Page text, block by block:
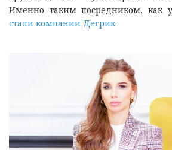
Именно таким посредником, как
стали компании Дегрик.